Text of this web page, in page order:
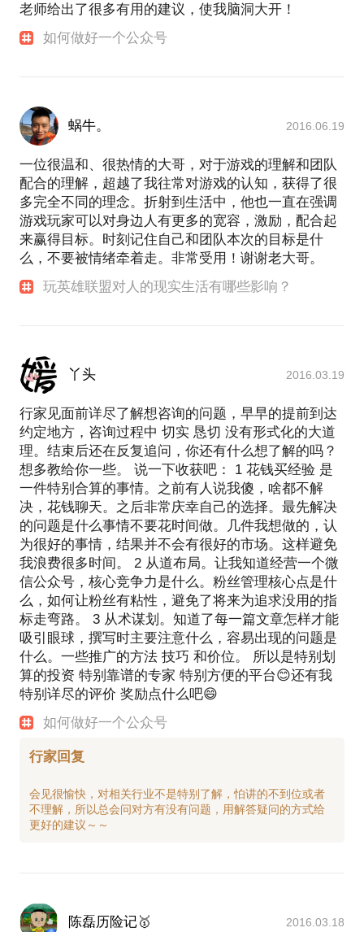
老师给出了很多有用的建议，使我脑洞大开！
如何做好一个公众号
蜗牛。 2016.06.19
一位很温和、很热情的大哥，对于游戏的理解和团队
配合的理解，超越了我往常对游戏的认知，获得了很
多完全不同的理念。折射到生活中，他也一直在强调
游戏玩家可以对身边人有更多的宽容，激励，配合起
来赢得目标。时刻记住自己和团队本次的目标是什
么，不要被情绪牵着走。非常受用！谢谢老大哥。
玩英雄联盟对人的现实生活有哪些影响？
丫头 2016.03.19
行家见面前详尽了解想咨询的问题，早早的提前到达
约定地方，咨询过程中 切实 恳切 没有形式化的大道
理。结束后还在反复追问，你还有什么想了解的吗？
想多教给你一些。 说一下收获吧： 1 花钱买经验 是
一件特别合算的事情。之前有人说我傻，啥都不解
决，花钱聊天。之后非常庆幸自己的选择。最先解决
的问题是什么事情不要花时间做。几件我想做的，认
为很好的事情，结果并不会有很好的市场。这样避免
我浪费很多时间。 2 从道布局。让我知道经营一个微
信公众号，核心竞争力是什么。粉丝管理核心点是什
么，如何让粉丝有粘性，避免了将来为追求没用的指
标走弯路。 3 从术谋划。知道了每一篇文章怎样才能
吸引眼球，撰写时主要注意什么，容易出现的问题是
什么。一些推广的方法 技巧 和价位。 所以是特别划
算的投资 特别靠谱的专家 特别方便的平台😊还有我
特别详尽的评价 奖励点什么吧😄
如何做好一个公众号
行家回复
会见很愉快，对相关行业不是特别了解，怕讲的不到位或者
不理解，所以总会问对方有没有问题，用解答疑问的方式给
陈磊历险记🥇 2016.03.18